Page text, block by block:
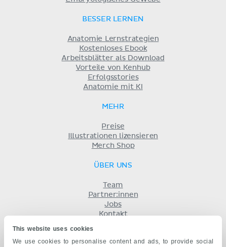
This website uses cookies
We use cookies to personalise content and ads, to provide social
BESSER LERNEN
Anatomie Lernstrategien
Kostenloses Ebook
Arbeitsblätter als Download
Vorteile von Kenhub
Erfolgsstories
Anatomie mit KI
MEHR
Preise
Illustrationen lizensieren
Merch Shop
ÜBER UNS
Team
Partner:innen
Jobs
Kontakt
Datenschutz